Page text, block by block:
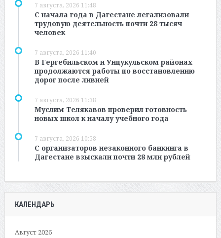
7 августа, 2026 11:48
С начала года в Дагестане легализовали
трудовую деятельность почти 28 тысяч
человек
7 августа, 2026 11:40
В Гергебильском и Унцукульском районах
продолжаются работы по восстановлению
дорог после ливней
7 августа, 2026 11:38
Муслим Телякавов проверил готовность
новых школ к началу учебного года
7 августа, 2026 10:58
С организаторов незаконного банкинга в
Дагестане взыскали почти 28 млн рублей
КАЛЕНДАРЬ
Август 2026